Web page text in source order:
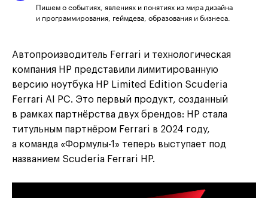
Пишем о событиях, явлениях и понятиях из мира дизайна
и программирования, геймдева, образования и бизнеса.
Автопроизводитель Ferrari и технологическая
компания HP представили лимитированную
версию ноутбука HP Limited Edition Scuderia
Ferrari AI PC. Это первый продукт, созданный
в рамках партнёрства двух брендов: HP стала
титульным партнёром Ferrari в 2024 году,
а команда «Формулы-1» теперь выступает под
названием Scuderia Ferrari HP.